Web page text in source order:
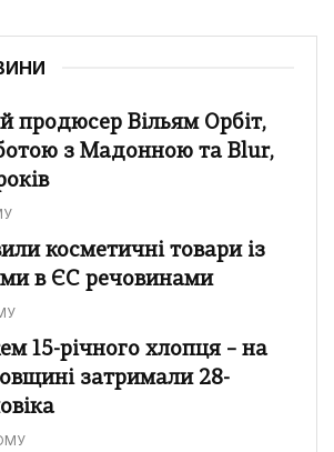
продюсер Вільям Орбіт,
з Мадонною та Blur,
косметичні товари із
в ЄС речовинами
15-річного хлопця – на
затримали 28-